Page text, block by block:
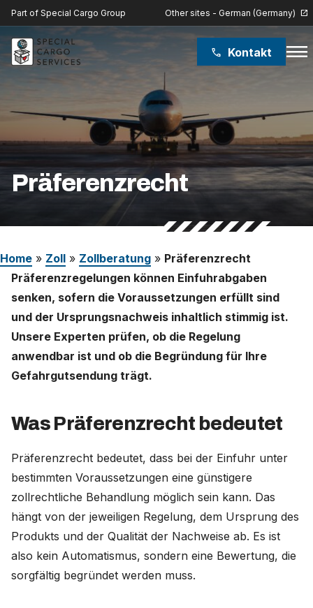
Part of Special Cargo Group Other sites - German (Germany) open_in_new
phone Kontakt menu
Präferenzrecht
Home » Zoll » Zollberatung » Präferenzrecht
Präferenzregelungen können Einfuhrabgaben
senken, sofern die Voraussetzungen erfüllt sind
und der Ursprungsnachweis inhaltlich stimmig ist.
Unsere Experten prüfen, ob die Regelung
anwendbar ist und ob die Begründung für Ihre
Gefahrgutsendung trägt.
Was Präferenzrecht bedeutet
Präferenzrecht bedeutet, dass bei der Einfuhr unter
bestimmten Voraussetzungen eine günstigere
zollrechtliche Behandlung möglich sein kann. Das
hängt von der jeweiligen Regelung, dem Ursprung des
Produkts und der Qualität der Nachweise ab. Es ist
also kein Automatismus, sondern eine Bewertung, die
sorgfältig begründet werden muss.
Special Cargo College
Isologic
Über uns
Karriere
Deutschland (Deutsch)
Nederland (Nederlands)